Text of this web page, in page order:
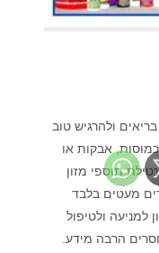
ולהרגיש טוב
כמוסות, אבקות או
תוספי מזון
מעטים בלבד
למניעה ולטיפול
הרבה מידע.